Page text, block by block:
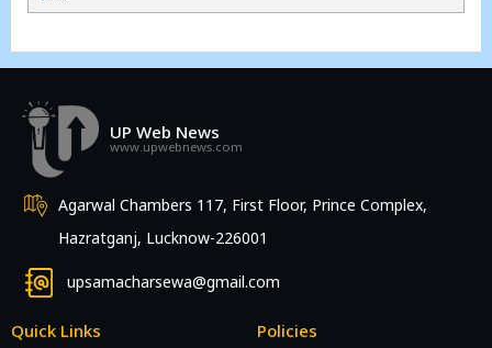
UP Web News
www.upwebnews.com
Agarwal Chambers 117, First Floor, Prince Complex,
Hazratganj, Lucknow-226001
upsamacharsewa@gmail.com
Quick Links Policies